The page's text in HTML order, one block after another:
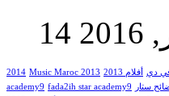
2014 Music Maroc 2013 دي أفلام 2013
academy9 fada2ih star academy9
ستار